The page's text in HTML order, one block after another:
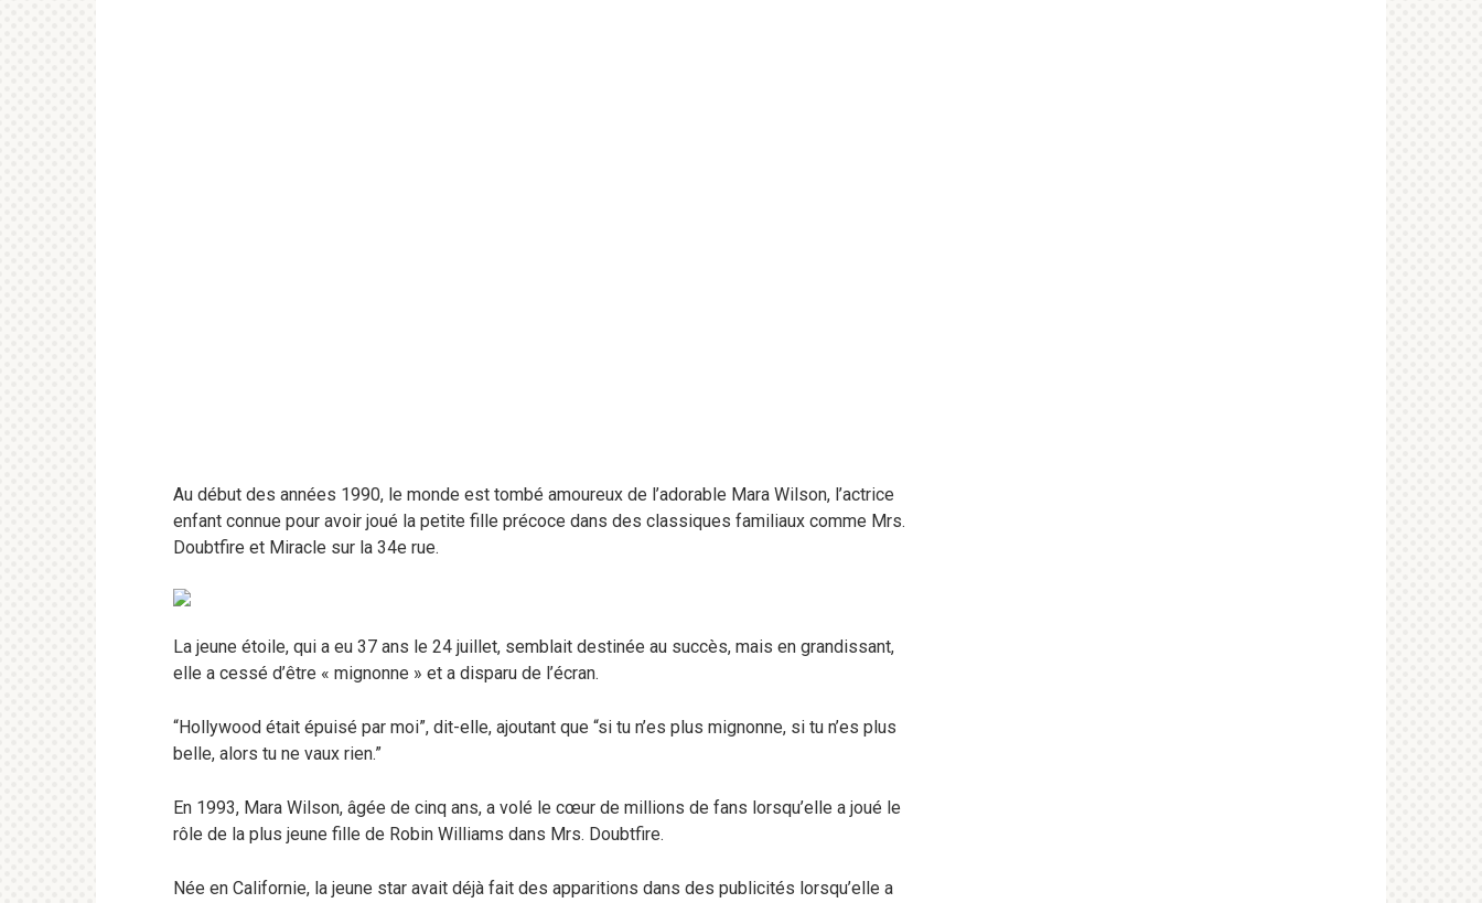
Au début des années 1990, le monde est tombé amoureux de l’adorable Mara Wilson, l’actrice
enfant connue pour avoir joué la petite fille précoce dans des classiques familiaux comme Mrs.
Doubtfire et Miracle sur la 34e rue.
La jeune étoile, qui a eu 37 ans le 24 juillet, semblait destinée au succès, mais en grandissant,
elle a cessé d’être « mignonne » et a disparu de l’écran.
“Hollywood était épuisé par moi”, dit-elle, ajoutant que “si tu n’es plus mignonne, si tu n’es plus
belle, alors tu ne vaux rien.”
En 1993, Mara Wilson, âgée de cinq ans, a volé le cœur de millions de fans lorsqu’elle a joué le
rôle de la plus jeune fille de Robin Williams dans Mrs. Doubtfire.
Née en Californie, la jeune star avait déjà fait des apparitions dans des publicités lorsqu’elle a